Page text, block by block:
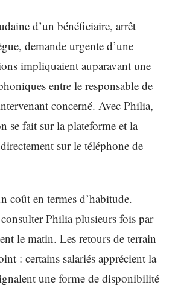
d’un bénéficiaire, arrêt
demande urgente d’une
impliquaient auparavant une
entre le responsable de
concerné. Avec Philia,
se fait sur la plateforme et la
sur le téléphone de
coût en termes d’habitude.
Philia plusieurs fois par
le matin. Les retours de terrain
: certains salariés apprécient la
une forme de disponibilité